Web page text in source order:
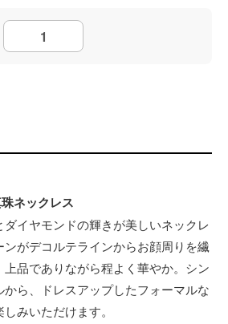
ネックレス
イヤモンドの輝きが美しいネックレ
がデコルテラインからお顔周りを繊
品でありながら程よく華やか。シン
ら、ドレスアップしたフォーマルな
みいただけます。